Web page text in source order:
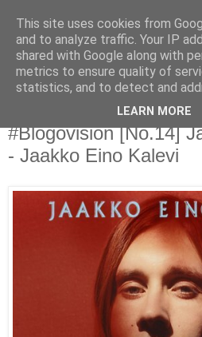
Άκου αυτό ♫
I listen to bands that don't even
#Blogovision [No.14]
- Jaakko Eino Kalevi
This site uses cookies from
and to analyze traffic. Your IP
shared with Google along with
metrics to ensure quality of
statistics, and to detect and
LEARN MORE